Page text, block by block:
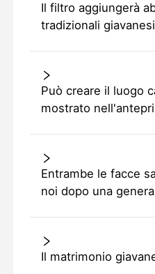
Il filtro aggiungerà
tradizionali
Può creare il luogo
mostrato
Entrambe le facce
noi dopo una
Il matrimonio